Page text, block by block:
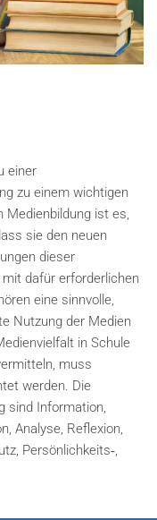
einer
zu einem wichtigen
Medienbildung ist es,
sie den neuen
dieser
dafür erforderlichen
eine sinnvolle,
Nutzung der Medien
in Schule
muss
werden. Die
sind Information,
Analyse, Reflexion,
Persönlichkeits‑,